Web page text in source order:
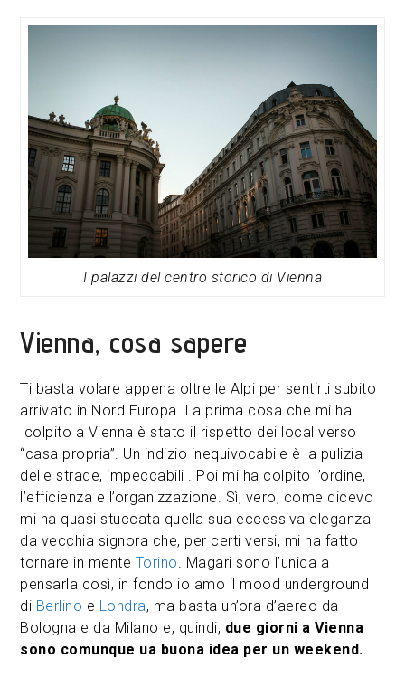
I palazzi del centro storico di Vienna
Vienna, cosa sapere
Ti basta volare appena oltre le Alpi per sentirti subito
arrivato in Nord Europa. La prima cosa che mi ha
colpito a Vienna è stato il rispetto dei local verso
“casa propria”. Un indizio inequivocabile è la pulizia
delle strade, impeccabili . Poi mi ha colpito l’ordine,
l’efficienza e l’organizzazione. Sì, vero, come dicevo
mi ha quasi stuccata quella sua eccessiva eleganza
da vecchia signora che, per certi versi, mi ha fatto
tornare in mente Torino. Magari sono l’unica a
pensarla così, in fondo io amo il mood underground
di Berlino e Londra, ma basta un’ora d’aereo da
Bologna e da Milano e, quindi, due giorni a Vienna
sono comunque ua buona idea per un weekend.